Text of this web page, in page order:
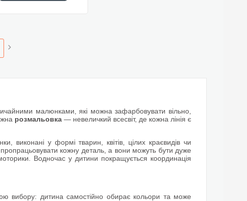
малюнками, які можна зафарбовувати вільно,
розмальовка — невеличкий всесвіт, де кожна лінія є
виконані у формі тварин, квітів, цілих краєвидів чи
кожну деталь, а вони можуть бути дуже
Водночас у дитини покращується координація
вибору: дитина самостійно обирає кольори та може